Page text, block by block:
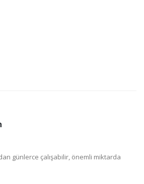
günlerce çalışabilir, önemli miktarda